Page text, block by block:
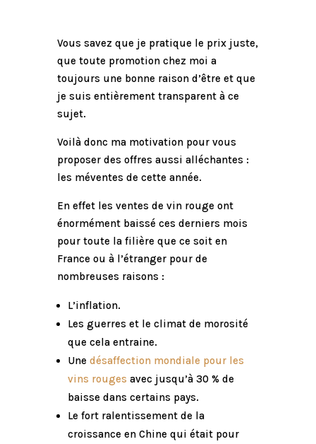
Vous savez que je pratique le prix juste,
que toute promotion chez moi a
toujours une bonne raison d’être et que
je suis entièrement transparent à ce
sujet.
Voilà donc ma motivation pour vous
proposer des offres aussi alléchantes :
les méventes de cette année.
En effet les ventes de vin rouge ont
énormément baissé ces derniers mois
pour toute la filière que ce soit en
France ou à l’étranger pour de
nombreuses raisons :
L’inflation.
Les guerres et le climat de morosité
que cela entraine.
Une désaffection mondiale pour les
vins rouges avec jusqu’à 30 % de
baisse dans certains pays.
Le fort ralentissement de la
croissance en Chine qui était pour